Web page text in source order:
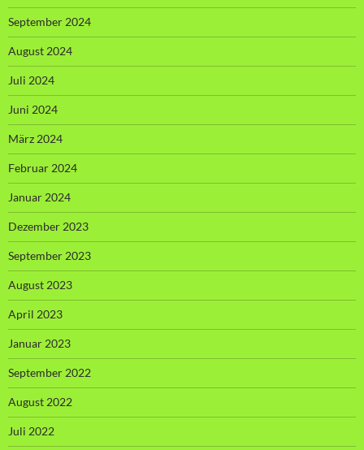
September 2024
August 2024
Juli 2024
Juni 2024
März 2024
Februar 2024
Januar 2024
Dezember 2023
September 2023
August 2023
April 2023
Januar 2023
September 2022
August 2022
Juli 2022